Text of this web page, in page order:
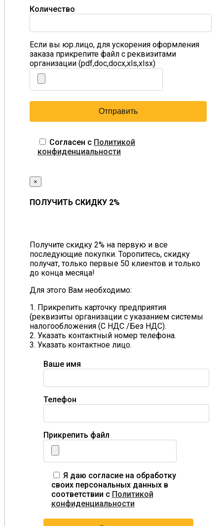
Количество
Если вы юр.лицо, для ускорения оформления
заказа прикрепите файл с реквизитами
организации (pdf,doc,docx,xls,xlsx)
Согласен с Политикой
конфиденциальности
×
ПОЛУЧИТЬ СКИДКУ 2%
Получите скидку 2% на первую и все
последующие покупки. Торопитесь, скидку
получат, только первые 50 клиентов и только
до конца месяца!
Для этого Вам необходимо:
1. Прикрепить карточку предприятия
(реквизиты организации с указанием системы
налогообложения (С НДС /Без НДС).
2. Указать контактный номер телефона.
3. Указать контактное лицо.
Ваше имя
Телефон
Прикрепить файл
Я даю согласие на обработку
своих персональных данных в
соответствии с Политикой
конфиденциальности